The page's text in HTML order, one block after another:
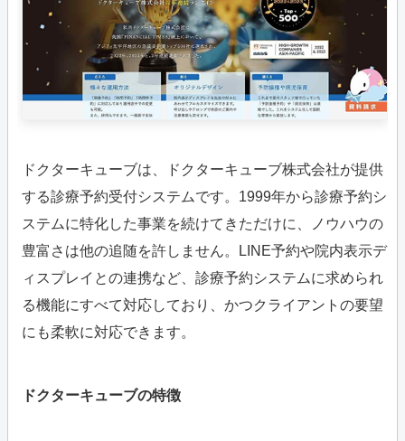
ドクターキューブは、ドクターキューブ株式会社が提供
する診療予約受付システムです。1999年から診療予約シ
ステムに特化した事業を続けてきただけに、ノウハウの
豊富さは他の追随を許しません。LINE予約や院内表示デ
ィスプレイとの連携など、診療予約システムに求められ
る機能にすべて対応しており、かつクライアントの要望
にも柔軟に対応できます。
ドクターキューブの特徴